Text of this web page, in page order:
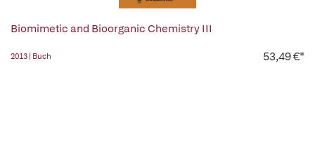
Biomimetic and Bioorganic Chemistry III
2013 | Buch 53,49 €*